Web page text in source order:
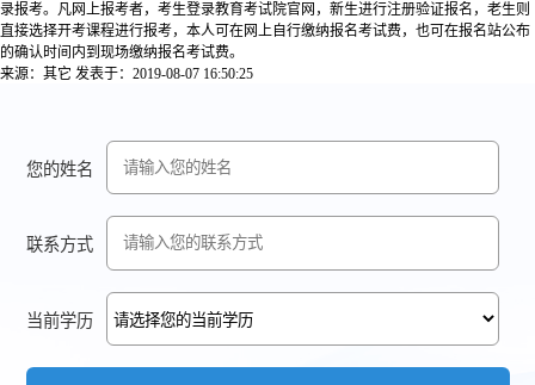
录报考。凡网上报考者，考生登录教育考试院官网，新生进行注册验证报名，老生则
直接选择开考课程进行报考，本人可在网上自行缴纳报名考试费，也可在报名站公布
的确认时间内到现场缴纳报名考试费。
来源：其它 发表于：2019-08-07 16:50:25
您的姓名
联系方式
当前学历